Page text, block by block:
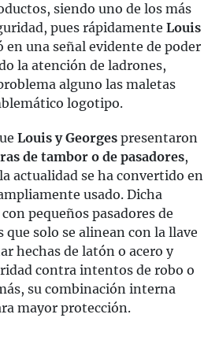
siendo uno de los más
pues rápidamente Louis
en una señal evidente de poder
la atención de ladrones,
alguno las maletas
logotipo.
Louis y Georges presentaron
de tambor o de pasadores,
actualidad se ha convertido en
usado. Dicha
pequeños pasadores de
solo se alinean con la llave
hechas de latón o acero y
contra intentos de robo o
su combinación interna
mayor protección.